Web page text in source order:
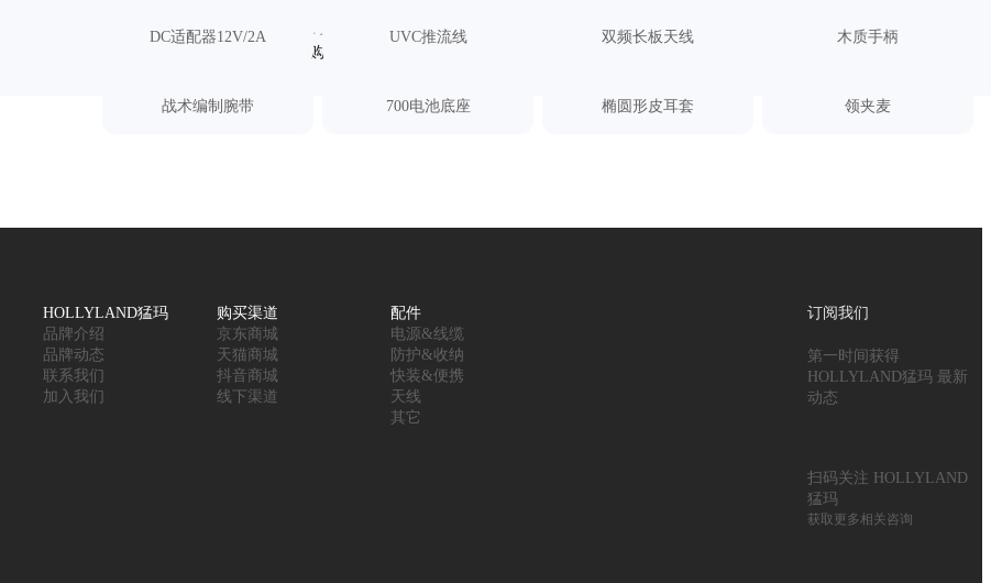
DC适配器12V/2A UVC推流线 双频长板天线 木质手柄
战术编制腕带 700电池底座 椭圆形皮耳套 领夹麦
好声音随时待命
购买
HOLLYLAND猛玛
品牌介绍
品牌动态
联系我们
加入我们
购买渠道
京东商城
天猫商城
抖音商城
线下渠道
配件
电源&线缆
防护&收纳
快装&便携
天线
其它
订阅我们
第一时间获得
HOLLYLAND猛玛 最新
动态
扫码关注 HOLLYLAND
猛玛
获取更多相关咨询